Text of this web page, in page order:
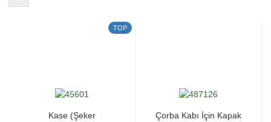
TOP
Kase (Şeker
Çorba Kabı İçin Kapak